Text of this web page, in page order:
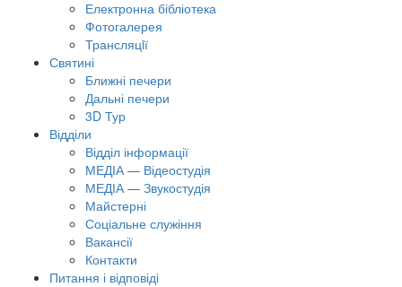
Електронна бібліотека
Фотогалерея
Трансляцiї
Святині
Ближні печери
Дальні печери
3D Тур
Відділи
Відділ інформації
МЕДІА — Відеостудія
МЕДІА — Звукостудія
Майстерні
Соціальне служіння
Вакансії
Контакти
Питання і відповіді